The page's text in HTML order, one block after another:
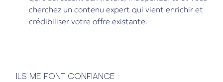
cherchez un contenu expert qui vient enrichir et
crédibiliser votre offre existante.
ILS ME FONT CONFIANCE :